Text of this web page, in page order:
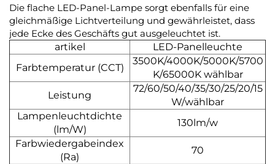
Die flache LED-Panel-Lampe sorgt ebenfalls für eine
gleichmäßige Lichtverteilung und gewährleistet, dass
jede Ecke des Geschäfts gut ausgeleuchtet ist.
artikel
LED-Panelleuchte
Farbtemperatur (CCT)
3500K/4000K/5000K/5700
K/65000K wählbar
Leistung
72/60/50/40/35/30/25/20/15
W/wählbar
Lampenleuchtdichte
(lm/W)
130lm/w
Farbwiedergabeindex
(Ra)
70